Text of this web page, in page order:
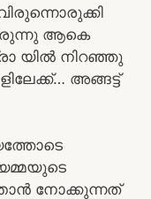
ആകെ
യിൽ നിറഞ്ഞു
അങ്ങട്ട്
നോക്കുന്നത്